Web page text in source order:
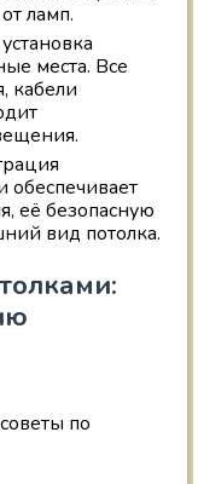
ламп.
места. Все
кабели
обеспечивает
её безопасную
вид потолка.